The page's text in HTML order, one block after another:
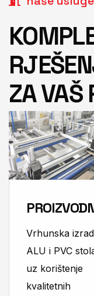
ZA VAŠ
Vrhunska
ALU i PVC
uz korištenje
kvalitetnih